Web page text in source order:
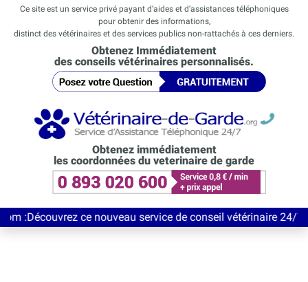
Ce site est un service privé payant d’aides et d’assistances téléphoniques
pour obtenir des informations,
distinct des vétérinaires et des services publics non-rattachés à ces derniers.
Obtenez Immédiatement
des conseils vétérinaires personnalisés.
Obtenez immédiatement
les coordonnées du veterinaire de garde
ce nouveau service de conseil vétérinaire 24/7